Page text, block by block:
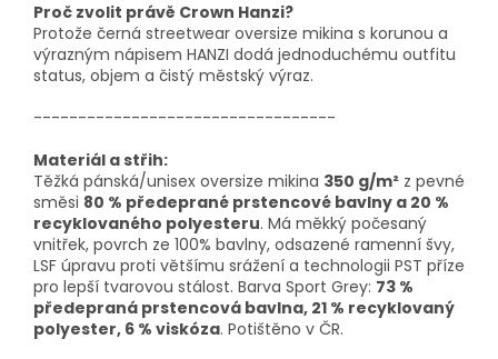
Proč zvolit právě Crown Hanzi?
Protože černá streetwear oversize mikina s korunou a
výrazným nápisem HANZI dodá jednoduchému outfitu
status, objem a čistý městský výraz.
----------------------------------
Materiál a střih:
Těžká pánská/unisex oversize mikina 350 g/m² z pevné
směsi 80 % předeprané prstencové bavlny a 20 %
recyklovaného polyesteru. Má měkký počesaný
vnitřek, povrch ze 100% bavlny, odsazené ramenní švy,
LSF úpravu proti většímu srážení a technologii PST příze
pro lepší tvarovou stálost. Barva Sport Grey: 73 %
předepraná prstencová bavlna, 21 % recyklovaný
polyester, 6 % viskóza. Potištěno v ČR.